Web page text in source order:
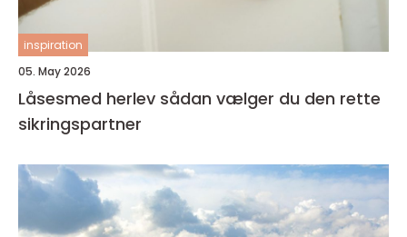
inspiration
05. May 2026
Låsesmed herlev sådan vælger du den rette
sikringspartner